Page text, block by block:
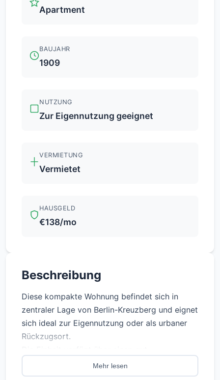
Apartment
BAUJAHR
1909
NUTZUNG
Zur Eigennutzung geeignet
VERMIETUNG
Vermietet
HAUSGELD
€138/mo
Beschreibung
Diese kompakte Wohnung befindet sich in
zentraler Lage von Berlin-Kreuzberg und eignet
sich ideal zur Eigennutzung oder als urbaner
Rückzugsort.
geschnittenen Wohnraum, eine separate Küche
sowie ein Badezimmer mit WC. Ergänzend
Mehr lesen